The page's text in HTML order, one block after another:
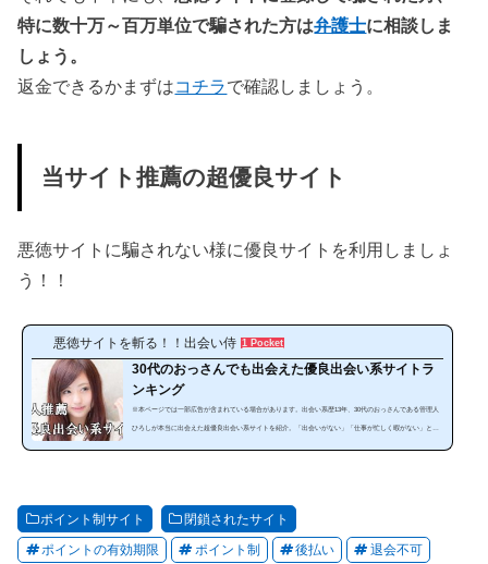
特に数十万～百万単位で騙された方は弁護士に相談しま
しょう。
返金できるかまずはコチラで確認しましょう。
当サイト推薦の超優良サイト
悪徳サイトに騙されない様に優良サイトを利用しましょ
う！！
悪徳サイトを斬る！！出会い侍 1 Pocket
30代のおっさんでも出会えた優良出会い系サイトラ
ンキング
※本ページでは一部広告が含まれている場合があります。出会い系歴13年、30代のおっさんである管理人
ひろしが本当に出会えた超優良出会い系サイトを紹介。「出会いがない」「仕事が忙しく暇がない」とい
ポイント制サイト 閉鎖されたサイト
ポイントの有効期限 ポイント制 後払い 退会不可